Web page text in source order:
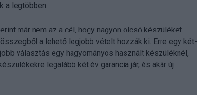
a legtöbben.
már nem az a cél, hogy nagyon olcsó készüléket
a lehető legjobb vételt hozzák ki. Erre egy két-
választás egy hagyományos használt készüléknél,
legalább két év garancia jár, és akár új